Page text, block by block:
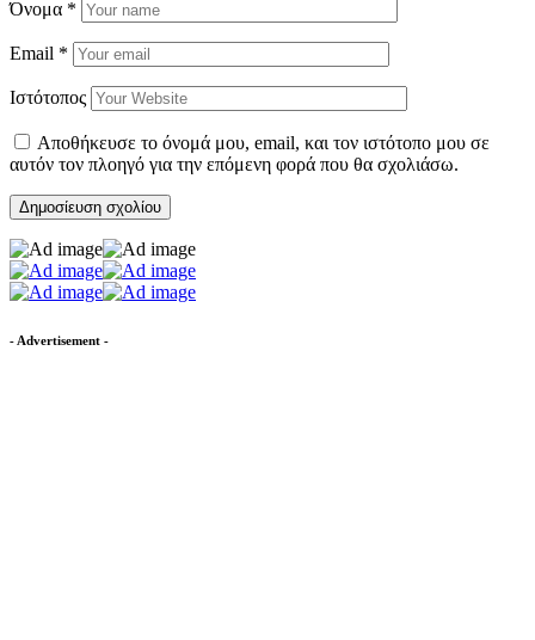
Όνομα *
Email *
Ιστότοπος
Αποθήκευσε το όνομά μου, email, και τον ιστότοπο μου σε
αυτόν τον πλοηγό για την επόμενη φορά που θα σχολιάσω.
- Advertisement -